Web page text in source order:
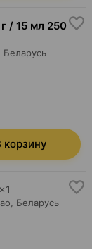
/ 15 мл 250
, Беларусь
корзину
×1
, Беларусь